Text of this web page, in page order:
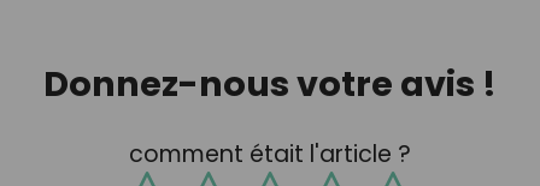
Donnez-nous votre avis !
comment était l'article ?